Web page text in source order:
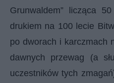
Grunwaldem” licząca
drukiem na 100 lecie
po dworach i karczmach
dawnych przewag (a
uczestników tych